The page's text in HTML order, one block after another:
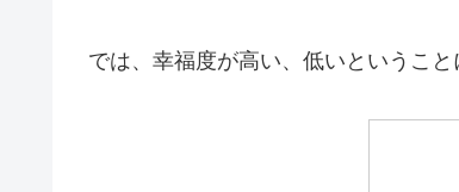
では、幸福度が高い、低いというこ